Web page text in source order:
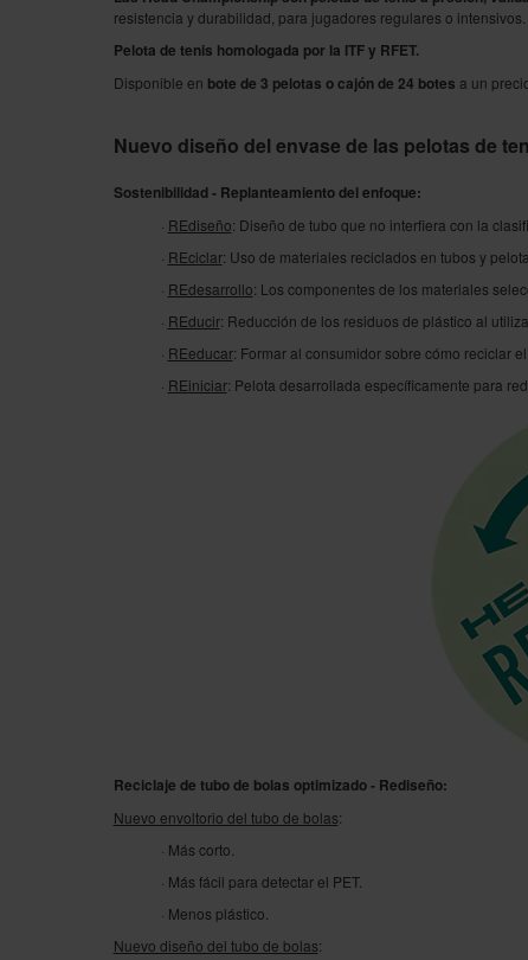
resistencia y durabilidad, para jugadores regulares o
Pelota de tenis homologada por la ITF y RFET.
Disponible en bote de 3 pelotas o cajón de 24 botes a un
Nuevo diseño del envase de las pelotas de
Sostenibilidad - Replanteamiento del enfoque:
· REdiseño: Diseño de tubo que no interfiera con la
· REciclar: Uso de materiales reciclados en tubos y
· REdesarrollo: Los componentes de los materiales
· REducir: Reducción de los residuos de plástico al
· REeducar: Formar al consumidor sobre cómo reciclar
· REiniciar: Pelota desarrollada específicamente para
Reciclaje de tubo de bolas optimizado - Rediseño:
Nuevo envoltorio del tubo de bolas:
· Más corto.
· Más fácil para detectar el PET.
· Menos plástico.
Nuevo diseño del tubo de bolas: